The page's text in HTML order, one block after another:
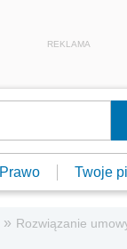
REKLAMA
Prawo Twoje
» Rozwiązanie